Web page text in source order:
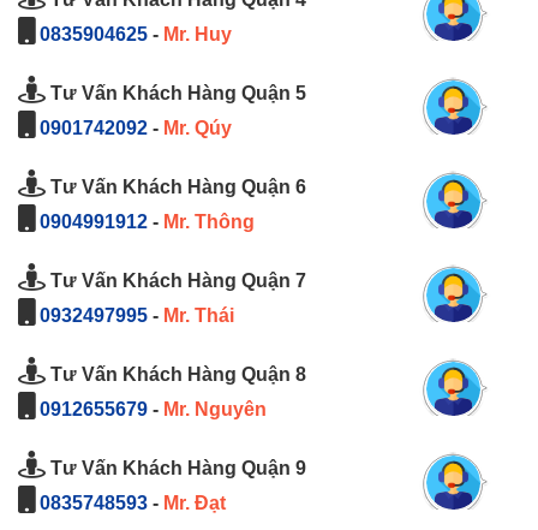
0835904625 - Mr. Huy
Tư Vấn Khách Hàng Quận 5
0901742092 - Mr. Qúy
Tư Vấn Khách Hàng Quận 6
0904991912 - Mr. Thông
Tư Vấn Khách Hàng Quận 7
0932497995 - Mr. Thái
Tư Vấn Khách Hàng Quận 8
0912655679 - Mr. Nguyên
Tư Vấn Khách Hàng Quận 9
0835748593 - Mr. Đạt